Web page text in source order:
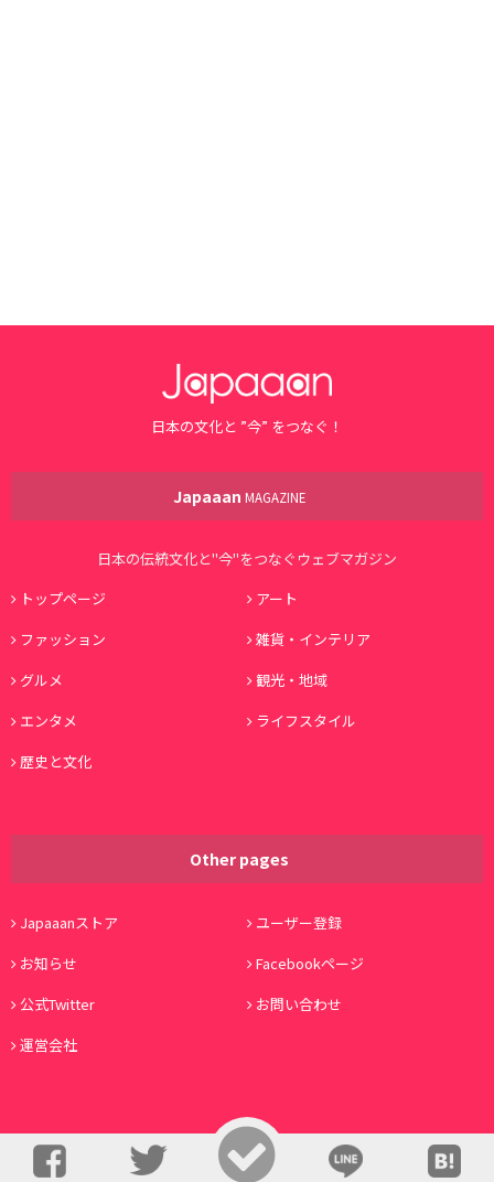
日本の文化と ”今” をつなぐ！
Japaaan MAGAZINE
日本の伝統文化と"今"をつなぐウェブマガジン
トップページ
アート
ファッション
雑貨・インテリア
グルメ
観光・地域
エンタメ
ライフスタイル
歴史と文化
Other pages
Japaaanストア
ユーザー登録
お知らせ
Facebookページ
公式Twitter
お問い合わせ
運営会社
© Copyright 2016, Japaaan All Rights Reserved. 運営: 株式会社ワノコト